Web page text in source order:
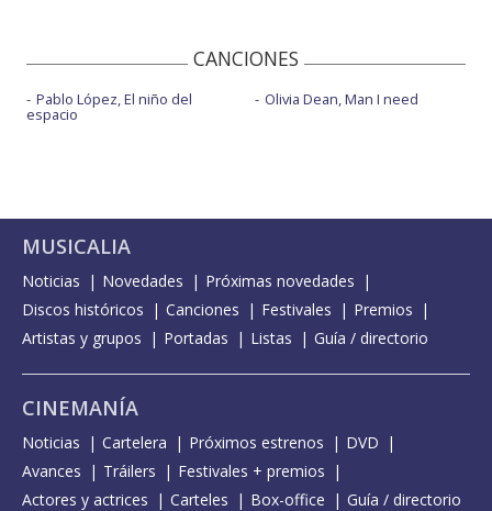
CANCIONES
Pablo López, El niño del
espacio
Olivia Dean, Man I need
MUSICALIA
Noticias Novedades
Próximas novedades
Discos históricos
Canciones Festivales
Premios
Artistas y grupos
Portadas Listas Guía / directorio
CINEMANÍA
Noticias Cartelera Próximos estrenos
DVD
Avances
Tráilers
Festivales + premios
Actores y actrices
Carteles Box-office Guía / directorio